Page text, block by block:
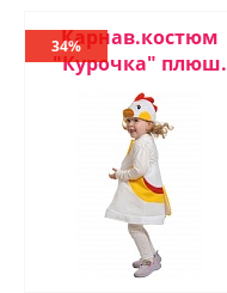
Карнав.костюм
"Курочка" плюш.
34%